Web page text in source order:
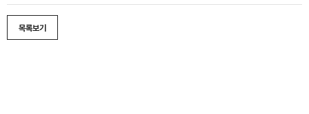
목록보기